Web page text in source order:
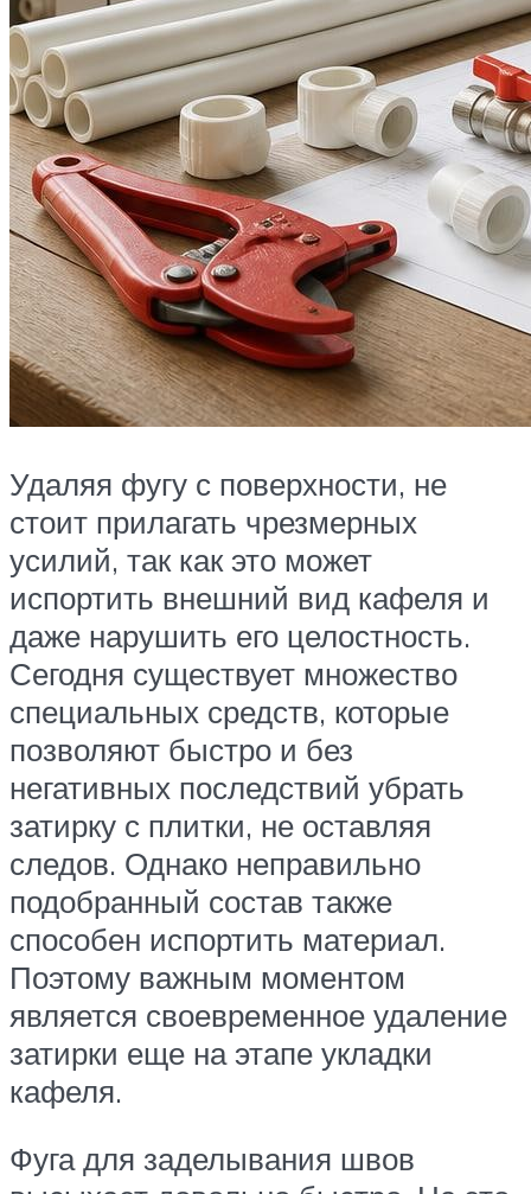
Удаляя фугу с поверхности, не
стоит прилагать чрезмерных
усилий, так как это может
испортить внешний вид кафеля и
даже нарушить его целостность.
Сегодня существует множество
специальных средств, которые
позволяют быстро и без
негативных последствий убрать
затирку с плитки, не оставляя
следов. Однако неправильно
подобранный состав также
способен испортить материал.
Поэтому важным моментом
является своевременное удаление
затирки еще на этапе укладки
кафеля.
Фуга для заделывания швов